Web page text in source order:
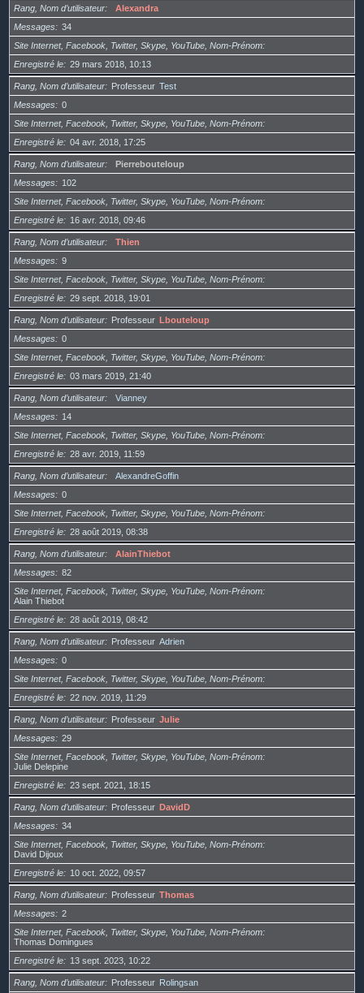
Rang, Nom d’utilisateur
Alexandra
Messages
34
Site Internet, Facebook, Twitter, Skype, YouTube, Nom-Prénom
Enregistré le
29 mars 2018, 10:13
Rang, Nom d’utilisateur Professeur Test
Messages
0
Site Internet, Facebook, Twitter, Skype, YouTube, Nom-Prénom
Enregistré le
04 avr. 2018, 17:25
Rang, Nom d’utilisateur
Pierrebouteloup
Messages
102
Site Internet, Facebook, Twitter, Skype, YouTube, Nom-Prénom
Enregistré le
16 avr. 2018, 09:46
Rang, Nom d’utilisateur
Thien
Messages
9
Site Internet, Facebook, Twitter, Skype, YouTube, Nom-Prénom
Enregistré le
29 sept. 2018, 19:01
Rang, Nom d’utilisateur Professeur Lbouteloup
Messages
0
Site Internet, Facebook, Twitter, Skype, YouTube, Nom-Prénom
Enregistré le
03 mars 2019, 21:40
Rang, Nom d’utilisateur
Vianney
Messages
14
Site Internet, Facebook, Twitter, Skype, YouTube, Nom-Prénom
Enregistré le
28 avr. 2019, 11:59
Rang, Nom d’utilisateur
AlexandreGoffin
Messages
0
Site Internet, Facebook, Twitter, Skype, YouTube, Nom-Prénom
Enregistré le
28 août 2019, 08:38
Rang, Nom d’utilisateur
AlainThiebot
Messages
82
Site Internet, Facebook, Twitter, Skype, YouTube, Nom-Prénom
Alain Thiebot
Enregistré le
28 août 2019, 08:42
Rang, Nom d’utilisateur Professeur Adrien
Messages
0
Site Internet, Facebook, Twitter, Skype, YouTube, Nom-Prénom
Enregistré le
22 nov. 2019, 11:29
Rang, Nom d’utilisateur Professeur Julie
Messages
29
Site Internet, Facebook, Twitter, Skype, YouTube, Nom-Prénom
Julie Delepine
Enregistré le
23 sept. 2021, 18:15
Rang, Nom d’utilisateur Professeur DavidD
Messages
34
Site Internet, Facebook, Twitter, Skype, YouTube, Nom-Prénom
David Dijoux
Enregistré le
10 oct. 2022, 09:57
Rang, Nom d’utilisateur Professeur Thomas
Messages
2
Site Internet, Facebook, Twitter, Skype, YouTube, Nom-Prénom
Thomas Domingues
Enregistré le
13 sept. 2023, 10:22
Rang, Nom d’utilisateur Professeur Rolingsan